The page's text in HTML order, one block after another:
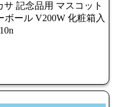
記念品用 マスコット
ボール V200W 化粧箱入